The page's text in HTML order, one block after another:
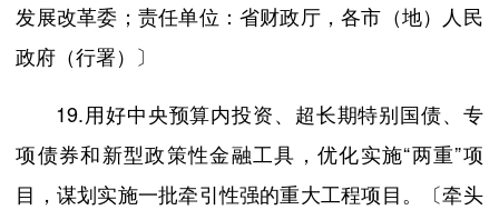
发展改革委；责任单位：省财政厅，各市（地）人民
政府（行署）〕
19.用好中央预算内投资、超长期特别国债、专
项债券和新型政策性金融工具，优化实施“两重”项
目，谋划实施一批牵引性强的重大工程项目。〔牵头